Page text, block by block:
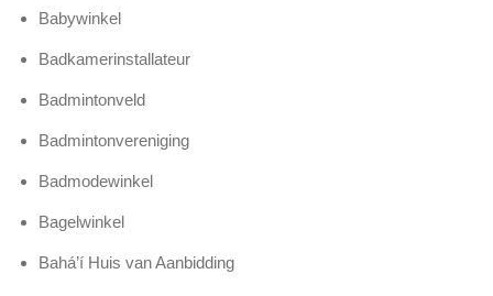
Babywinkel
Badkamerinstallateur
Badmintonveld
Badmintonvereniging
Badmodewinkel
Bagelwinkel
Bahá’í Huis van Aanbidding